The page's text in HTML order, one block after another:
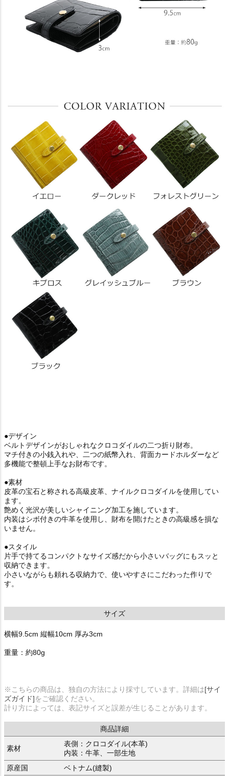
●デザイン
ベルトデザインがおしゃれなクロコダイルの二つ折り財布。
マチ付きの小銭入れや、二つの紙幣入れ、背面カードホルダーなど
多機能で整頓上手なお財布です。
●素材
皮革の宝石と称される高級皮革、ナイルクロコダイルを使用してい
ます。
艶めく光沢が美しいシャイニング加工を施しています。
内装はシボ付きの牛革を使用し、財布を開けたときの高級感を損な
いません。
●スタイル
片手で持てるコンパクトなサイズ感だから小さいバッグにもスッと
収納できます。
小さいながらも頼れる収納力で、使いやすさにこだわった作りで
す。
サイズ
横幅9.5cm 縦幅10cm 厚み3cm
重量：約80g
※こちらの商品は、独自の方法により採寸しています。詳細は[サイ
ズガイド]をご確認ください。
計り方によっては、表記サイズと誤差が生じることがあります。
商品詳細
素材
表側：クロコダイル(本革)
内装：牛革、一部生地
原産国
ベトナム(縫製)